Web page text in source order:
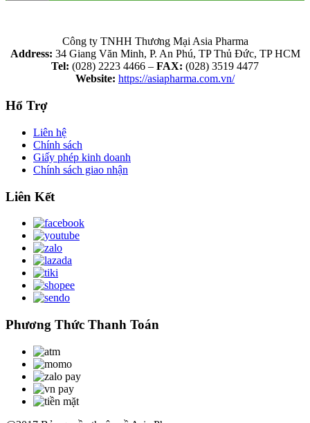
Công ty TNHH Thương Mại Asia Pharma
Address: 34 Giang Văn Minh, P. An Phú, TP Thủ Đức, TP HCM
Tel: (028) 2223 4466 – FAX: (028) 3519 4477
Website: https://asiapharma.com.vn/
Hổ Trợ
Liên hệ
Chính sách
Giấy phép kinh doanh
Chính sách giao nhận
Liên Kết
Phương Thức Thanh Toán